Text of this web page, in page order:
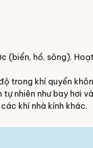
(biển, hồ, sông).
trong khí quyển
nhiên như bay hơi
khí nhà kính khác.